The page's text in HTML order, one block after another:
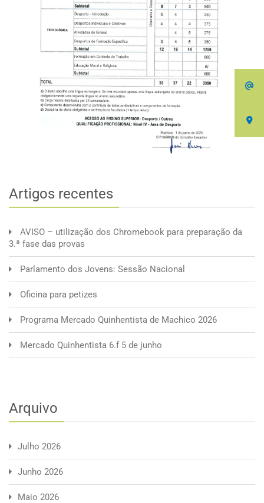
Artigos recentes
AVISO – utilização dos Chromebook para preparação da
3.ª fase das provas
Parlamento dos Jovens: Sessão Nacional
Oficina para petizes
Programa Mercado Quinhentista de Machico 2026
Mercado Quinhentista 6.f 5 de junho
Arquivo
Julho 2026
Junho 2026
Maio 2026